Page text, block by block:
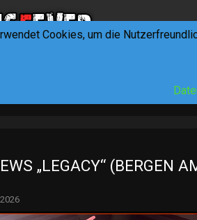
„LEGACY“ (BERGEN
Cookies, um die